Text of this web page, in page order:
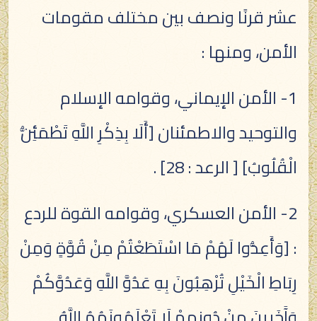
عشر قرنًا ونصف بين مختلف مقومات
الأمن، ومنها :
1- الأمن الإيماني، وقوامه الإسلام
والتوحيد والاطمئنان [أَلَا بِذِكْرِ اللَّهِ تَطْمَئِنُّ
الْقُلُوبُ] [ الرعد : 28] .
2- الأمن العسكري، وقوامه القوة للردع
: [وَأَعِدُّوا لَهُمْ مَا اسْتَطَعْتُمْ مِنْ قُوَّةٍ وَمِنْ
رِبَاطِ الْخَيْلِ تُرْهِبُونَ بِهِ عَدُوَّ اللَّهِ وَعَدُوَّكُمْ